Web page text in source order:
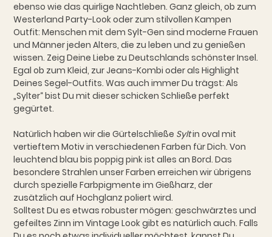
ebenso wie das quirlige Nachtleben. Ganz gleich, ob zum
Westerland Party-Look oder zum stilvollen Kampen
Outfit: Menschen mit dem Sylt-Gen sind moderne Frauen
und Männer jeden Alters, die zu leben und zu genießen
wissen. Zeig Deine Liebe zu Deutschlands schönster Insel.
Egal ob zum Kleid, zur Jeans-Kombi oder als Highlight
Deines Segel-Outfits. Was auch immer Du trägst: Als
„Sylter“ bist Du mit dieser schicken Schließe perfekt
gegürtet.
Natürlich haben wir die Gürtelschließe Syltin oval mit
vertieftem Motiv in verschiedenen Farben für Dich. Von
leuchtend blau bis poppig pink ist alles an Bord. Das
besondere Strahlen unser Farben erreichen wir übrigens
durch spezielle Farbpigmente im Gießharz, der
zusätzlich auf Hochglanz poliert wird.
Solltest Du es etwas robuster mögen: geschwärztes und
gefeiltes Zinn im Vintage Look gibt es natürlich auch. Falls